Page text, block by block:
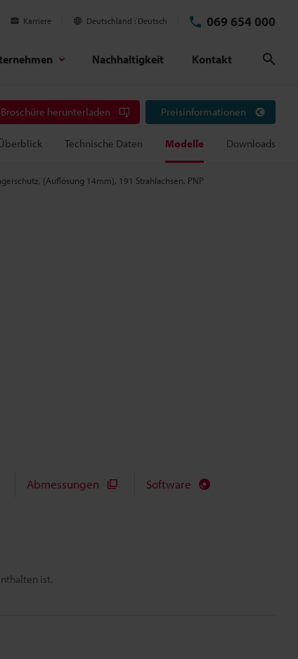
Karriere Deutschland Deutsch 069 654 000
Nachhaltigkeit Kontakt
Broschüre herunterladen Preisinformationen
Technische Daten Modelle Downloads
(Auflösung 14mm), 191 Strahlachsen, PNP
ist.
Abmessungen Software